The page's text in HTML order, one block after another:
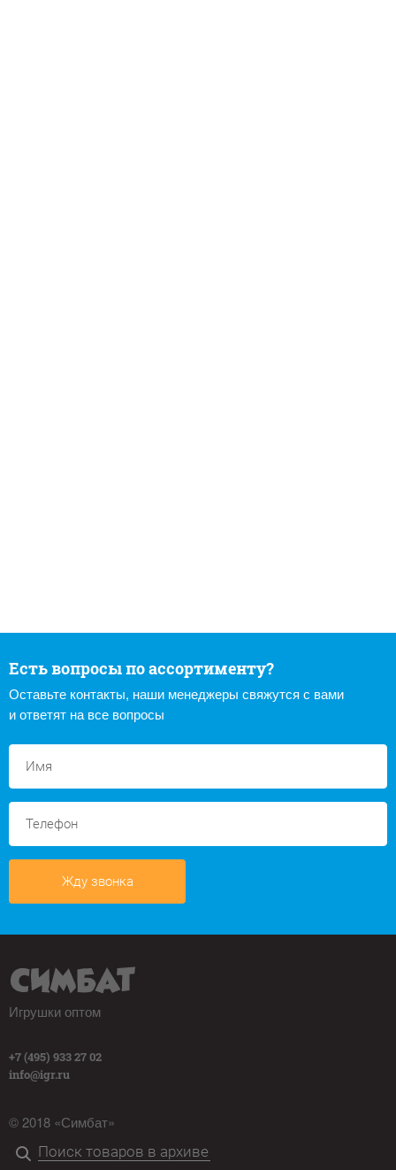
Есть вопросы по ассортименту?
Оставьте контакты, наши менеджеры свяжутся с вами
и ответят на все вопросы
Жду звонка
Игрушки оптом
+7 (495) 933 27 02
info@igr.ru
© 2018 «Симбат»